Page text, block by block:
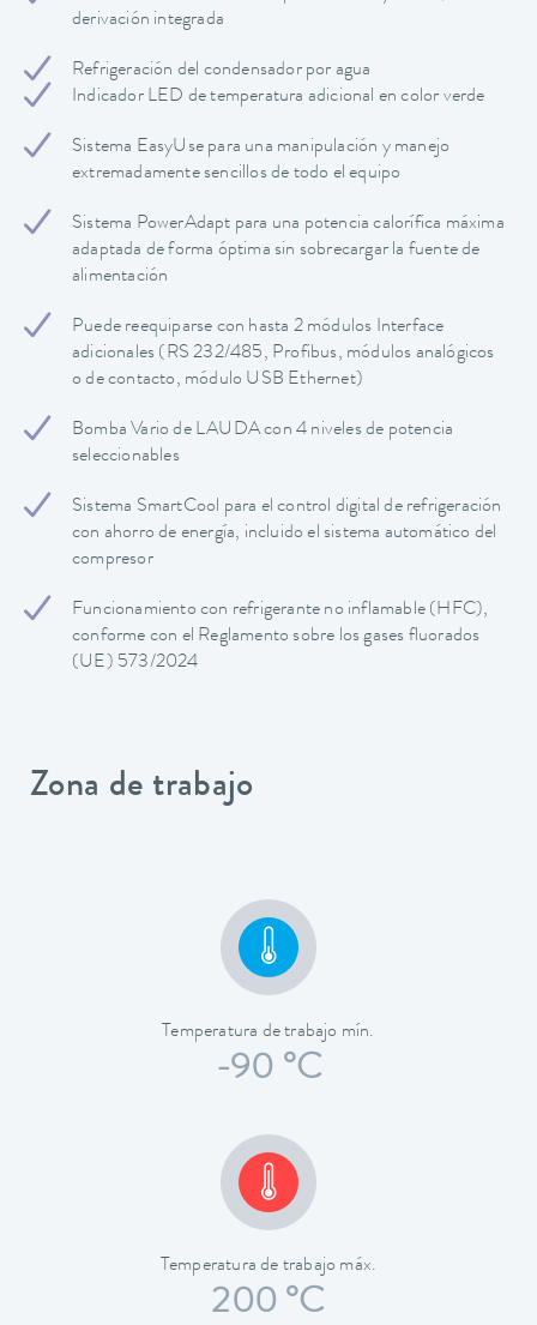
derivación integrada
Refrigeración del condensador por agua
Indicador LED de temperatura adicional en color verde
Sistema EasyUse para una manipulación y manejo
extremadamente sencillos de todo el equipo
Sistema PowerAdapt para una potencia calorífica máxima
adaptada de forma óptima sin sobrecargar la fuente de
alimentación
Puede reequiparse con hasta 2 módulos Interface
adicionales (RS 232/485, Profibus, módulos analógicos
o de contacto, módulo USB Ethernet)
Bomba Vario de LAUDA con 4 niveles de potencia
seleccionables
Sistema SmartCool para el control digital de refrigeración
con ahorro de energía, incluido el sistema automático del
compresor
Funcionamiento con refrigerante no inflamable (HFC),
conforme con el Reglamento sobre los gases fluorados
(UE) 573/2024
Zona de trabajo
Temperatura de trabajo mín.
-90 °C
Temperatura de trabajo máx.
200 °C